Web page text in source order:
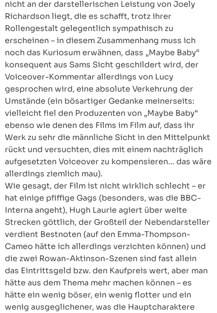
nicht an der darstellerischen Leistung von Joely
Richardson liegt, die es schafft, trotz ihrer
Rollengestalt gelegentlich sympathisch zu
erscheinen – in diesem Zusammenhang muss ich
noch das Kuriosum erwähnen, dass „Maybe Baby“
konsequent aus Sams Sicht geschildert wird, der
Voiceover-Kommentar allerdings von Lucy
gesprochen wird, eine absolute Verkehrung der
Umstände (ein bösartiger Gedanke meinerseits:
vielleicht fiel den Produzenten von „Maybe Baby“
ebenso wie denen des Films im Film auf, dass ihr
Werk zu sehr die männliche Sicht in den Mittelpunkt
rückt und versuchten, dies mit einem nachträglich
aufgesetzten Voiceover zu kompensieren… das wäre
allerdings ziemlich mau).
Wie gesagt, der Film ist nicht wirklich schlecht – er
hat einige pfiffige Gags (besonders, was die BBC-
Interna angeht), Hugh Laurie agiert über weite
Strecken göttlich, der Großteil der Nebendarsteller
verdient Bestnoten (auf den Emma-Thompson-
Cameo hätte ich allerdings verzichten können) und
die zwei Rowan-Aktinson-Szenen sind fast allein
das Eintrittsgeld bzw. den Kaufpreis wert, aber man
hätte aus dem Thema mehr machen können – es
hätte ein wenig böser, ein wenig flotter und ein
wenig ausgeglichener, was die Hauptcharaktere